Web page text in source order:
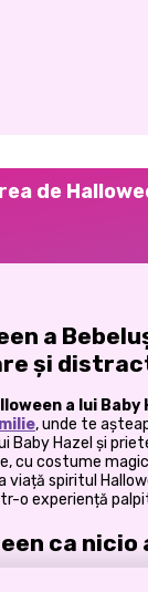
de
a
și
a lui Baby
, unde te
Hazel și
cu costume
spiritul
o experiență
ca nicio